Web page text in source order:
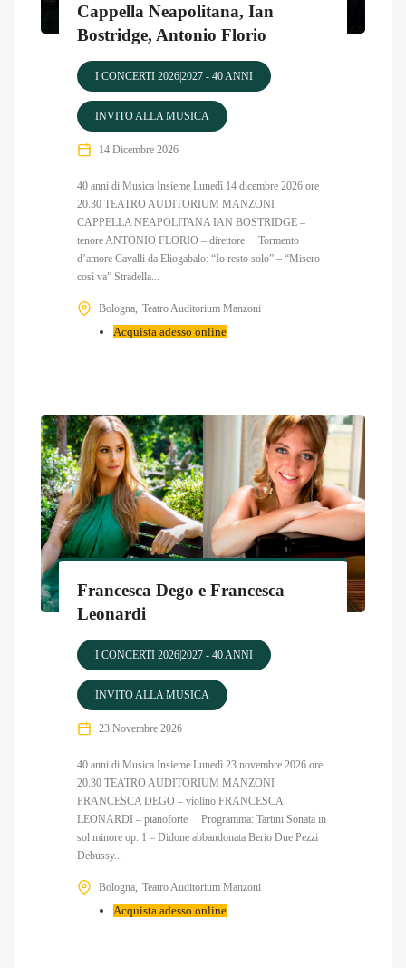
Cappella Neapolitana, Ian
Bostridge, Antonio Florio
I CONCERTI 2026|2027 - 40 ANNI
INVITO ALLA MUSICA
14 Dicembre 2026
40 anni di Musica Insieme Lunedì 14 dicembre 2026 ore
20.30 TEATRO AUDITORIUM MANZONI
CAPPELLA NEAPOLITANA IAN BOSTRIDGE –
tenore ANTONIO FLORIO – direttore Tormento
d’amore Cavalli da Eliogabalo: “Io resto solo” – “Misero
così va” Stradella...
Bologna Teatro Auditorium Manzoni
Acquista adesso online
Francesca Dego e Francesca
Leonardi
I CONCERTI 2026|2027 - 40 ANNI
INVITO ALLA MUSICA
23 Novembre 2026
40 anni di Musica Insieme Lunedì 23 novembre 2026 ore
20.30 TEATRO AUDITORIUM MANZONI
FRANCESCA DEGO – violino FRANCESCA
LEONARDI – pianoforte Programma: Tartini Sonata in
sol minore op. 1 – Didone abbandonata Berio Due Pezzi
Debussy...
Bologna Teatro Auditorium Manzoni
Acquista adesso online